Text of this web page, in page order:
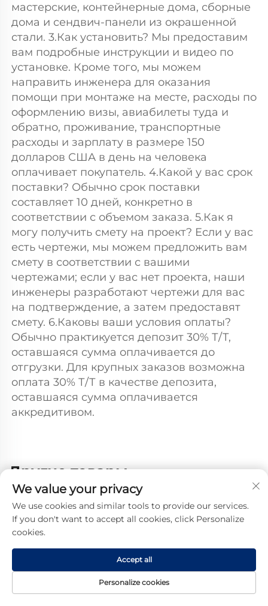
мастерские, контейнерные дома, сборные
дома и сендвич-панели из окрашенной
стали. 3.Как установить? Мы предоставим
вам подробные инструкции и видео по
установке. Кроме того, мы можем
направить инженера для оказания
помощи при монтаже на месте, расходы по
оформлению визы, авиабилеты туда и
обратно, проживание, транспортные
расходы и зарплату в размере 150
долларов США в день на человека
оплачивает покупатель. 4.Какой у вас срок
поставки? Обычно срок поставки
составляет 10 дней, конкретно в
соответствии с объемом заказа. 5.Как я
могу получить смету на проект? Если у вас
есть чертежи, мы можем предложить вам
смету в соответствии с вашими
чертежами; если у вас нет проекта, наши
инженеры разработают чертежи для вас
на подтверждение, а затем предоставят
смету. 6.Каковы ваши условия оплаты?
Обычно практикуется депозит 30% Т/Т,
оставшаяся сумма оплачивается до
отгрузки. Для крупных заказов возможна
оплата 30% Т/Т в качестве депозита,
оставшаяся сумма оплачивается
аккредитивом.
Другие товары
We value your privacy
We use cookies and similar tools to provide our services.
If you don't want to accept all cookies, click Personalize
cookies.
Personalize cookies
Accept all